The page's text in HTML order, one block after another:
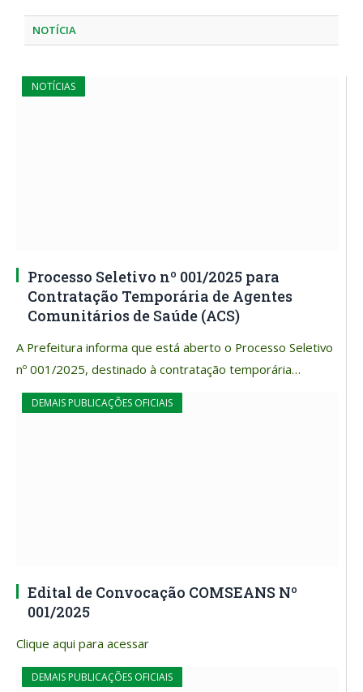
NOTÍCIA
NOTÍCIAS
Processo Seletivo nº 001/2025 para
Contratação Temporária de Agentes
Comunitários de Saúde (ACS)
A Prefeitura informa que está aberto o Processo Seletivo
nº 001/2025, destinado à contratação temporária…
DEMAIS PUBLICAÇÕES OFICIAIS
Edital de Convocação COMSEANS Nº
001/2025
Clique aqui para acessar
DEMAIS PUBLICAÇÕES OFICIAIS